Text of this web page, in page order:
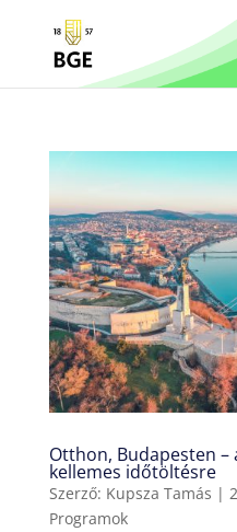
Otthon, Budapesten –
kellemes időtöltésre
Szerző: Kupsza Tamás |
Programok